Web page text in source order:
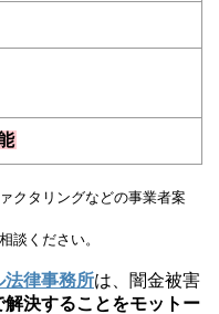
クタリングなどの事業者案
談ください。
法律事務所は、闇金被害
解決することをモットー